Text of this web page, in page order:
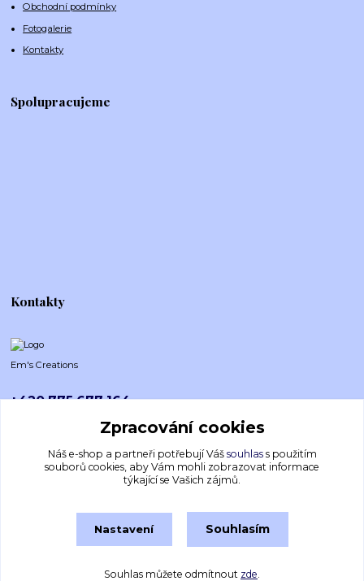
Obchodní podmínky
Fotogalerie
Kontakty
Spolupracujeme
Kontakty
Em's Creations
+420 775 677 164
emscreations.cz@gmail.com
Zpracování cookies
Náš e-shop a partneři potřebují Váš souhlass použitím
souborů cookies, aby Vám mohli zobrazovat informace
týkající se Vašich zájmů.
Nastavení Souhlasím
Souhlas můžete odmítnout zde